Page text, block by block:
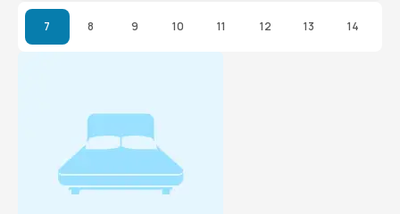
7 8 9 10 11 12 13 14